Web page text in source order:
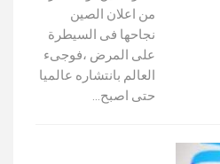
من اعلان الصين
نجاحها فى السيطرة
على المرض ،فوجىء
العالم بانتشاره عالميا
حتى اصبح…